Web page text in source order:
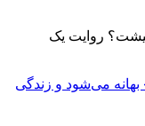
روایت یک
بهانه می‌شود و زندگی